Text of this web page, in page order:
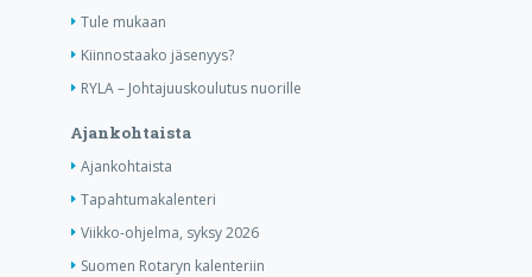
Tule mukaan
Kiinnostaako jäsenyys?
RYLA – Johtajuuskoulutus nuorille
Ajankohtaista
Ajankohtaista
Tapahtumakalenteri
Viikko-ohjelma, syksy 2026
Suomen Rotaryn kalenteriin